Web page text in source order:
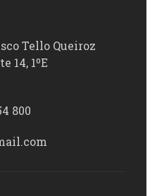
Tello Queiroz
14, 1ºE
800